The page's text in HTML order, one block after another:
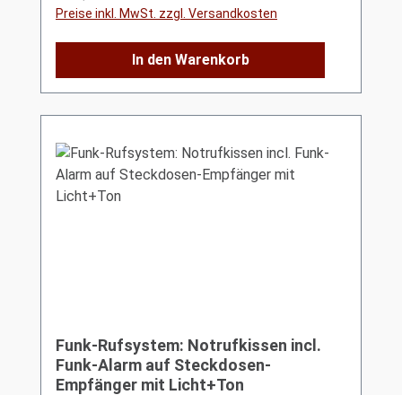
Preise inkl. MwSt. zzgl. Versandkosten
In den Warenkorb
Funk-Rufsystem: Notrufkissen incl.
Funk-Alarm auf Steckdosen-
Empfänger mit Licht+Ton